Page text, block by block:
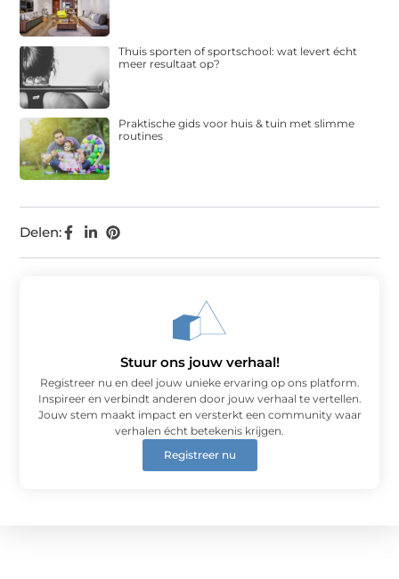
Delen:
Thuis sporten of sportschool: wat levert écht
meer resultaat op?
Praktische gids voor huis & tuin met slimme
routines
Stuur ons jouw verhaal!
Registreer nu en deel jouw unieke ervaring op ons platform.
Inspireer en verbindt anderen door jouw verhaal te vertellen.
Jouw stem maakt impact en versterkt een community waar
verhalen écht betekenis krijgen.
Registreer nu